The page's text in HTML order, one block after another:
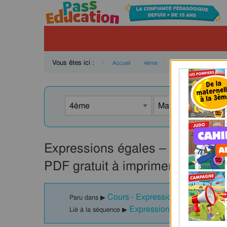
Vous êtes ici : Accueil 4ème Mathématiques
Expressions égales – 4ème –
PDF gratuit à imprimer
Paru dans ▶ Cours - Expressions égales :
Lié à la séquence ▶ Expressions égales –